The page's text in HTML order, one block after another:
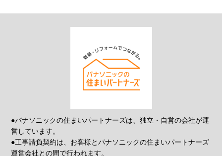
●パナソニックの住まいパートナーズは、独立・自営の会社が運
営しています。
●工事請負契約は、お客様とパナソニックの住まいパートナーズ
運営会社との間で行われます。